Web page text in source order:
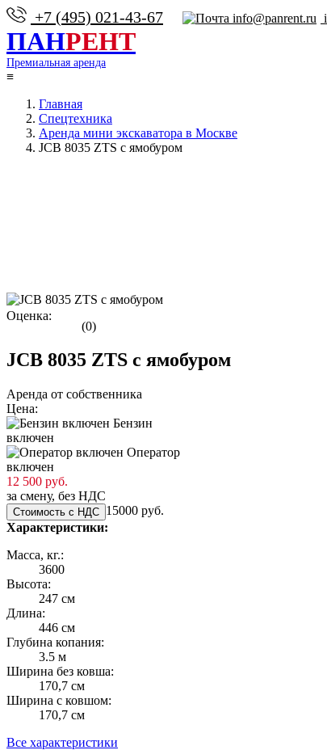
+7 (495) 021-43-67
ПАНРЕНТ
Премиальная аренда
≡
Главная
Спецтехника
Аренда мини экскаватора в Москве
JCB 8035 ZTS с ямобуром
Оценка:
(0)
JCB 8035 ZTS с ямобуром
Аренда от собственника
Цена:
Бензин
включен
Оператор
включен
12 500 руб.
за смену, без НДС
Стоимость с НДС 15000 руб.
Характеристики:
Масса, кг.:
3600
Высота:
247 см
Длина:
446 см
Глубина копания:
3.5 м
Ширина без ковша:
170,7 см
Ширина с ковшом:
170,7 см
Все характеристики